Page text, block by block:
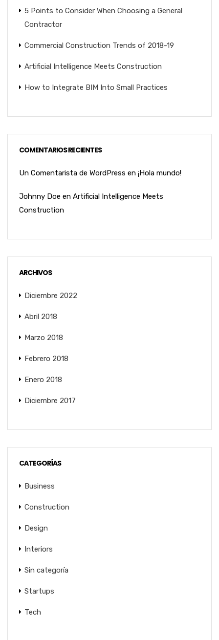
5 Points to Consider When Choosing a General
Contractor
Commercial Construction Trends of 2018-19
Artificial Intelligence Meets Construction
How to Integrate BIM Into Small Practices
COMENTARIOS RECIENTES
Un Comentarista de WordPress en ¡Hola mundo!
Johnny Doe en Artificial Intelligence Meets
Construction
ARCHIVOS
Diciembre 2022
Abril 2018
Marzo 2018
Febrero 2018
Enero 2018
Diciembre 2017
CATEGORÍAS
Business
Construction
Design
Interiors
Sin categoría
Startups
Tech